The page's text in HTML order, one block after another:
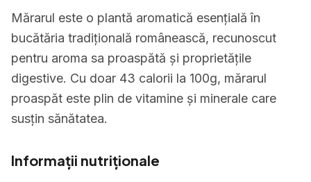
Mărarul este o plantă aromatică esențială în
bucătăria tradițională românească, recunoscut
pentru aroma sa proaspătă și proprietățile
digestive. Cu doar 43 calorii la 100g, mărarul
proaspăt este plin de vitamine și minerale care
susțin sănătatea.
Informații nutriționale